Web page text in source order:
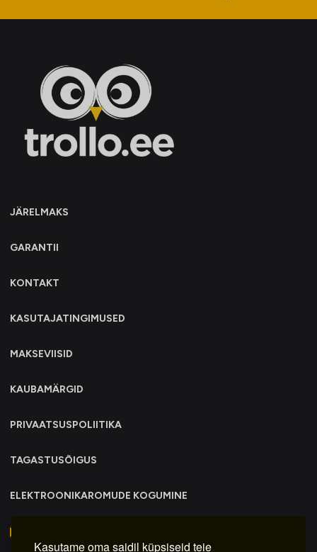
Kasutame oma saidil küpsiseid teie
JÄRELMAKS
GARANTII
KONTAKT
KASUTAJATINGIMUSED
MAKSEVIISID
KAUBAMÄRGID
PRIVAATSUSPOLIITIKA
TAGASTUSÕIGUS
ELEKTROONIKAROMUDE KOGUMINE